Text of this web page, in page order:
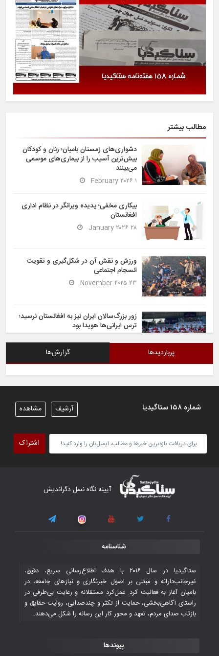
مطالب بیشتر
دشواری‌های زمستان بامیان؛ زنان و کودکان
بیش‌ترین آسیب را از بیماری‌های موسمی
می‌بینند
۱ February ۲۰۲۶
بیکاری مخفی؛ پدیده ویرانگر در نظام اداری
افغانستان
۲۸ January ۲۰۲۶
ورزش و نقش آن در شکل‌گیری و تقویت
انسجام اجتماعی
۲۳ November ۲۰۲۵
زور بزرگ‌سالان ایران نیز به افغانستان نرسید؛
ترس ایرانی‌ها هویدا بود
پیروزی قاطع در برابر تاجیکستان محکم
برداشت
کار دشوار تیم ملی فوتسال افغانستان در
گروه مرگ بازی‌های همبستگی کشورهای
اسلامی
تاریخی ایران
جوانان فوتسالیست کشور با گلباران تایلند به
فینال رفتند
۲۸ October ۲۰۲۵
با شکست چین، فوتسال‌بازان جوان
پربازدیدها گزارش‌ها
شماره ۱۵۸ ستاگیدیا مشاهده آرشیف
اشتراک
آیینه نگاه نسل دگراندیش
شناسنامه
ستاگیدیا در سال ۲۰۱۶ با هدف اطلاع‌رسانی سریع، دقیق،
غیرجانب‌دارانه و مبتنی بر اصول خبرنگاری و نیازهای جامعه، در
بامیان آغاز به فعالیت کرد. عمل‌کرد مستقلانه و رعایت بی‌طرفی در
راستای آگاهی‌بخشی، حمایت از تکثر و چندصدایی، روایت حقایق و
بازتاب صدای مردم، تعهد و محور کار این رسانه را شکل می‌دهند.
پیوندها